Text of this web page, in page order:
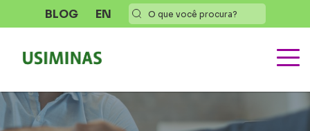
BLOG EN